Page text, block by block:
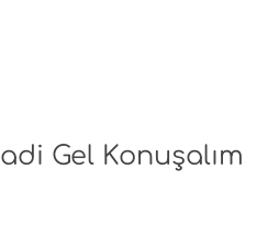
Gel Konuşalım